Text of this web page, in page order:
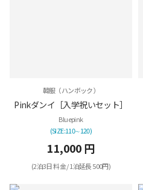
韓服（ハンボック）
Pinkダンイ［入学祝いセット］
Bluepink
(SIZE:110∼120)
11,000 円
(2泊3日 料金 / 1泊延長 500円)